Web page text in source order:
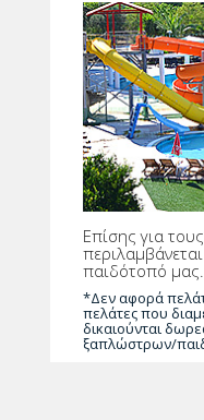
Επίσης για
παιδότοπό μας.
*Δεν αφορά
πελάτες που
δικαιούνται
ξαπλώστρων/